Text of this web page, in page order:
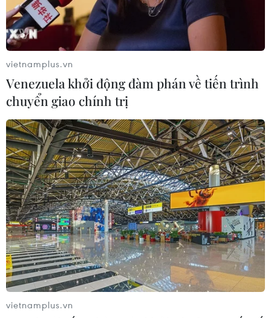
vietnamplus.vn
Venezuela khởi động đàm phán về tiến trình
chuyển giao chính trị
vietnamplus.vn